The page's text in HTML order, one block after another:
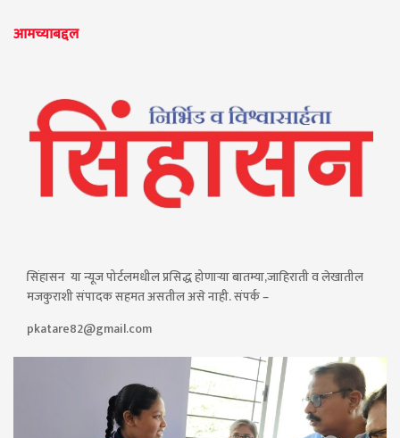
आमच्याबद्दल
सिंहासन या न्यूज पोर्टलमधील प्रसिद्ध होणाऱ्या बातम्या,जाहिराती व लेखातील
मजकुराशी संपादक सहमत असतील असे नाही. संपर्क –
pkatare82@gmail.com